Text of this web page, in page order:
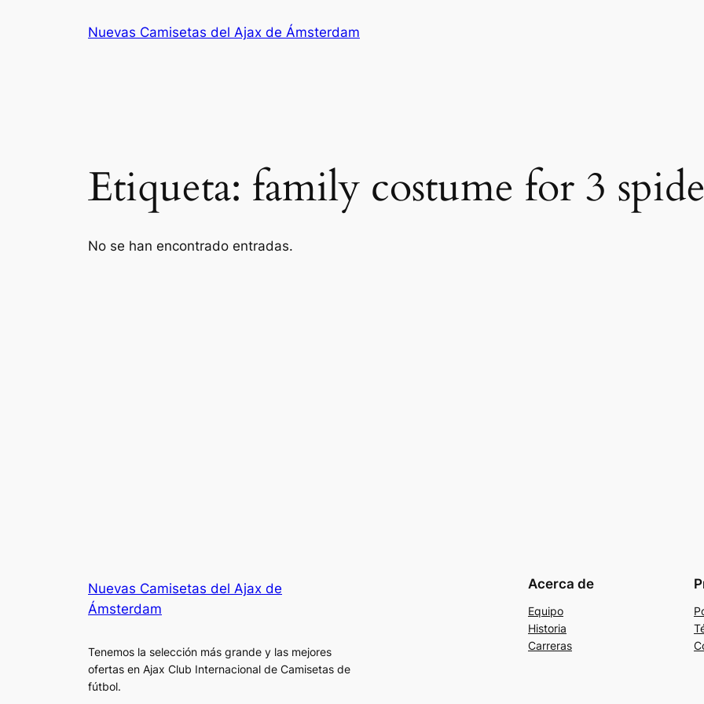
Nuevas Camisetas del Ajax de Ámsterdam
Etiqueta: family costume for 3
No se han encontrado entradas.
Nuevas Camisetas del Ajax de
Ámsterdam
Tenemos la selección más grande y las mejores
ofertas en Ajax Club Internacional de Camisetas de
fútbol.
Acerca de
Equipo
Historia
Carreras